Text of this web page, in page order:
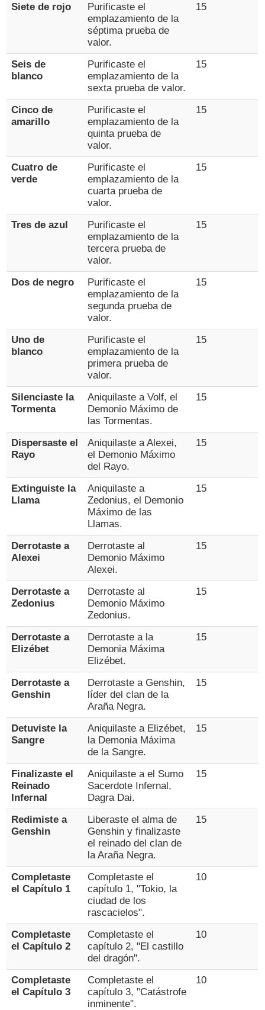
Siete de rojo
Purificaste el
emplazamiento de la
séptima prueba de
valor.
15
Seis de
blanco
Purificaste el
emplazamiento de la
sexta prueba de valor.
15
Cinco de
amarillo
Purificaste el
emplazamiento de la
quinta prueba de
valor.
15
Cuatro de
verde
Purificaste el
emplazamiento de la
cuarta prueba de
valor.
15
Tres de azul
Purificaste el
emplazamiento de la
tercera prueba de
valor.
15
Dos de negro
Purificaste el
emplazamiento de la
segunda prueba de
valor.
15
Uno de
blanco
Purificaste el
emplazamiento de la
primera prueba de
valor.
15
Silenciaste la
Tormenta
Aniquilaste a Volf, el
Demonio Máximo de
las Tormentas.
15
Dispersaste el
Rayo
Aniquilaste a Alexei,
el Demonio Máximo
del Rayo.
15
Extinguiste la
Llama
Aniquilaste a
Zedonius, el Demonio
Máximo de las
Llamas.
15
Derrotaste a
Alexei
Derrotaste al
Demonio Máximo
Alexei.
15
Derrotaste a
Zedonius
Derrotaste al
Demonio Máximo
Zedonius.
15
Derrotaste a
Elizébet
Derrotaste a la
Demonia Máxima
Elizébet.
15
Derrotaste a
Genshin
Derrotaste a Genshin,
líder del clan de la
Araña Negra.
15
Detuviste la
Sangre
Aniquilaste a Elizébet,
la Demonia Máxima
de la Sangre.
15
Finalizaste el
Reinado
Infernal
Aniquilaste a el Sumo
Sacerdote Infernal,
Dagra Dai.
15
Redimiste a
Genshin
Liberaste el alma de
Genshin y finalizaste
el reinado del clan de
la Araña Negra.
15
Completaste
el Capítulo 1
Completaste el
capítulo 1, "Tokio, la
ciudad de los
rascacielos".
10
Completaste
el Capítulo 2
Completaste el
capítulo 2, "El castillo
del dragón".
10
Completaste
el Capítulo 3
Completaste el
capítulo 3, "Catástrofe
inminente".
10